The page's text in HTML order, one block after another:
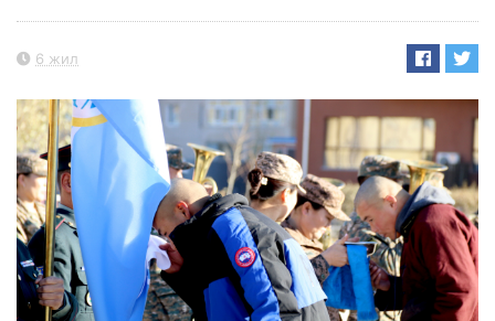
6 жил